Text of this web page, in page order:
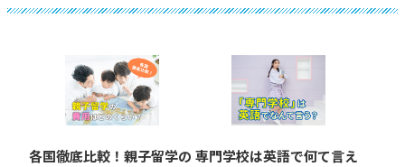
ョ
各国徹底比較！親子留学の 専門学校は英語で何て言え